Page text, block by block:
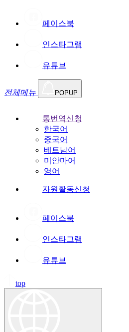
페이스북
인스타그램
유튜브
전체메뉴 POPUP
통번역신청
한국어
중국어
베트남어
미얀마어
영어
자원활동신청
페이스북
인스타그램
유튜브
top